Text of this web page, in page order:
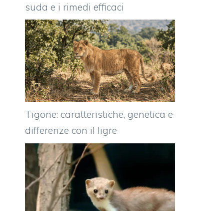
suda e i rimedi efficaci
Tigone: caratteristiche, genetica e
differenze con il ligre